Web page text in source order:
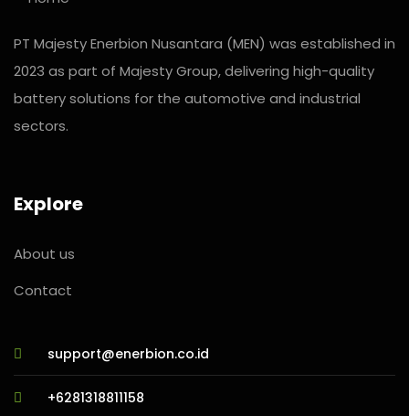
PT Majesty Enerbion Nusantara (MEN) was established in
2023 as part of Majesty Group, delivering high-quality
battery solutions for the automotive and industrial
sectors.
Explore
About us
Contact
support@enerbion.co.id
+6281318811158